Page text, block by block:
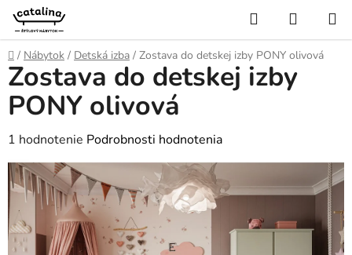
Prejsť
obsah
Hľadať
KOŠÍK
Domov
/ Nábytok / Detská izba / Zostava do detskej izby PONY olivová
Zostava do detskej izby
PONY olivová
Priemerné
hodnotenie
produktu
je
5,0
z
1 hodnotenie Podrobnosti hodnotenia